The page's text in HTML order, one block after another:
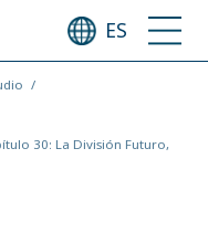
ES
30: La División Futuro,